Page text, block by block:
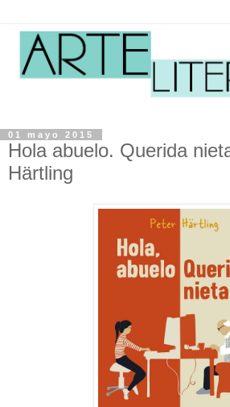
01 mayo 2015
Hola abuelo. Querida
Härtling